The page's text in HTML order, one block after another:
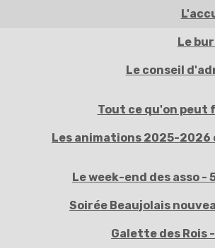
Le
Le conseil
Tout ce qu'on peut
Les animations 2025-
Le week-end des asso -
Soirée Beaujolais
Galette des Rois